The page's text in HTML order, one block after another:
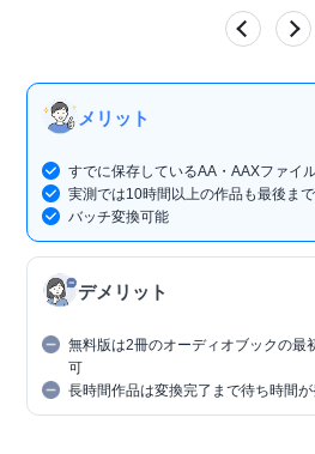
メリット
すでに保存しているAA・AAXファイ
実測では10時間以上の作品も最後ま
バッチ変換可能
デメリット
無料版は2冊のオーディオブックの最
可
長時間作品は変換完了まで待ち時間